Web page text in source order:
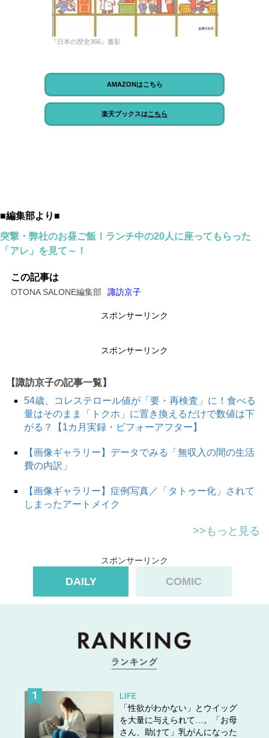
『日本の歴史366』書影
AMAZONはこちら
楽天ブックスはこちら
■編集部より■
突撃・弊社のお昼ご飯！ランチ中の20人に座ってもらった
「アレ」を見て～！
この記事は
OTONA SALONE編集部 諏訪京子
スポンサーリンク
スポンサーリンク
【諏訪京子の記事一覧】
54歳、コレステロール値が「要・再検査」に！食べる
量はそのまま「トクホ」に置き換えるだけで数値は下
がる？【1カ月実録・ビフォーアフター】
【画像ギャラリー】データでみる「無収入の間の生活
費の内訳」
【画像ギャラリー】症例写真／「タトゥー化」されて
しまったアートメイク
>>もっと見る
スポンサーリンク
DAILY COMIC
LIFE
「性欲がわかない」とウイッグ
を大量に与えられて…。「お母
さん、助けて」乳がんになった